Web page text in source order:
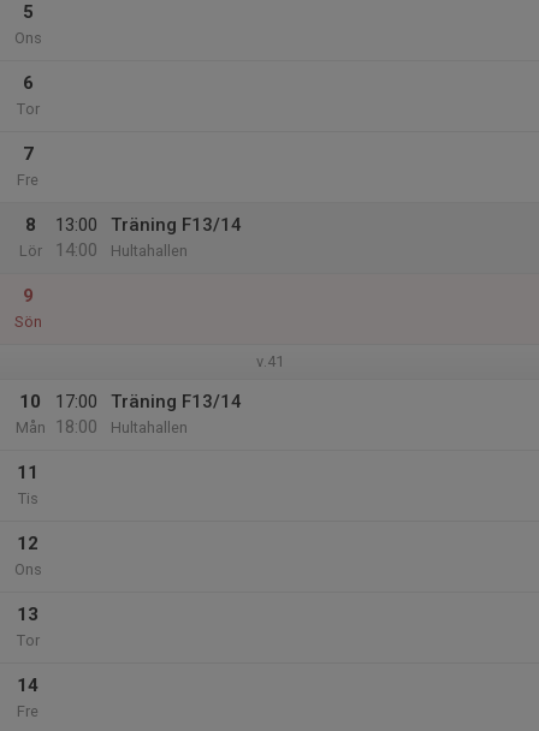
5
Ons
6
Tor
7
Fre
8
Lör
13:00
14:00
Träning F13/14
Hultahallen
9
Sön
v.41
10
Mån
17:00
18:00
Träning F13/14
Hultahallen
11
Tis
12
Ons
13
Tor
14
Fre